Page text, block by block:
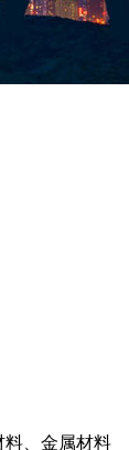
料、金属材料